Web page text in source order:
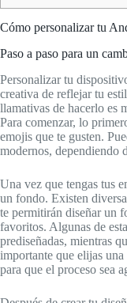
Cómo personalizar tu
Paso a paso para un
Personalizar tu
creativa de reflejar tu
llamativas de hacerlo es
Para comenzar, lo
emojis que te gusten.
modernos, dependiendo
Una vez que tengas tus
un fondo. Existen
te permitirán diseñar un
favoritos. Algunas de
prediseñadas, mientras
importante que elijas
para que el proceso sea